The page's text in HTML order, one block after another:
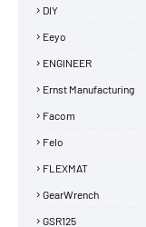
DIY
Eeyo
ENGINEER
Ernst Manufacturing
Facom
Felo
FLEXMAT
GearWrench
GSR125